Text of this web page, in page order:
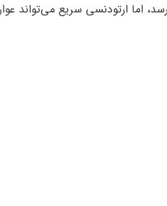
اما ارتودنسی سریع می‌تواند